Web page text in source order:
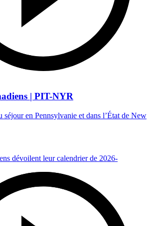
| PIT-NYR
séjour en Pennsylvanie et dans l’État de New